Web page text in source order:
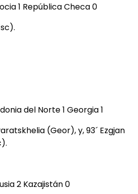
1 República Checa 0
del Norte 1 Georgia 1
(Geor), y, 93´ Ezgjan
2 Kazajistán 0